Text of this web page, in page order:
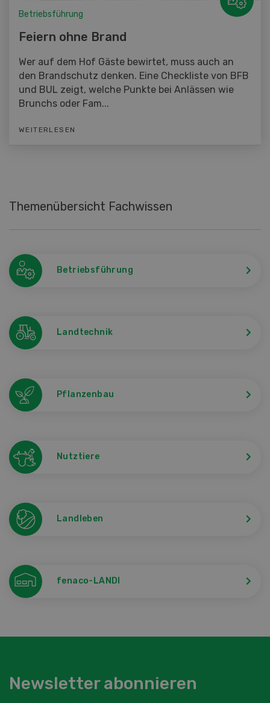
Betriebsführung
Feiern ohne Brand
Wer auf dem Hof Gäste bewirtet, muss auch an
den Brandschutz denken. Eine Checkliste von BFB
und BUL zeigt, welche Punkte bei Anlässen wie
Brunchs oder Fam...
WEITERLESEN
Themenübersicht Fachwissen
Betriebsführung
Landtechnik
Pflanzenbau
Nutztiere
Landleben
fenaco-LANDI
Newsletter abonnieren